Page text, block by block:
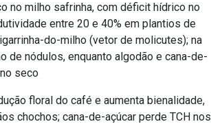
no milho safrinha, com déficit hídrico no
entre 20 e 40% em plantios de
do-milho (vetor de molicutes); na
de nódulos, enquanto algodão e cana-de-
seco
floral do café e aumenta bienalidade,
chochos; cana-de-açúcar perde TCH nos